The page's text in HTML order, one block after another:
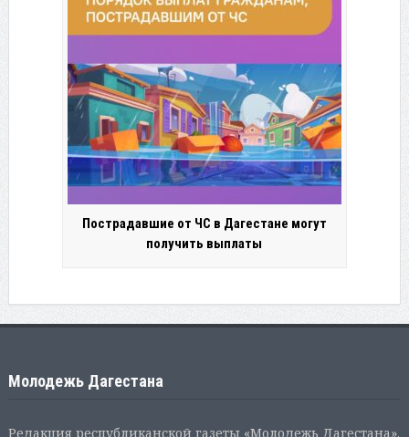
Пострадавшие от ЧС в Дагестане могут
получить выплаты
Молодежь Дагестана
Редакция республиканской газеты «Молодежь Дагестана».